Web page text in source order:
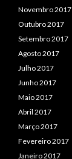
Novembro 2017
Outubro 2017
Setembro 2017
Agosto 2017
Julho 2017
Junho 2017
Maio 2017
Abril 2017
Março 2017
Fevereiro 2017
Janeiro 2017